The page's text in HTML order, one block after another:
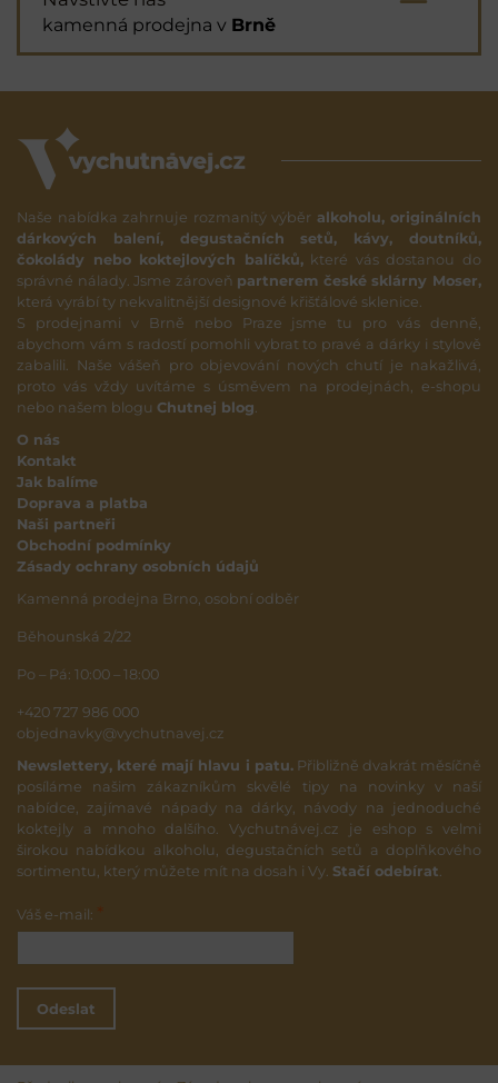
kamenná prodejna v Brně
Naše nabídka zahrnuje rozmanitý výběr alkoholu, originálních
dárkových balení, degustačních setů, kávy, doutníků,
čokolády nebo koktejlových balíčků,které vás dostanou do
správné nálady. Jsme zároveň partnerem české sklárny Moser,
která vyrábí ty nekvalitnější designové křišťálové sklenice.
S prodejnami v Brně nebo Praze jsme tu pro vás denně,
abychom vám s radostí pomohli vybrat to pravé a dárky i stylově
zabalili. Naše vášeň pro objevování nových chutí je nakažlivá,
proto vás vždy uvítáme s úsměvem na prodejnách, e-shopu
nebo našem blogu Chutnej blog
O nás
Kontakt
Jak balíme
Doprava a platba
Naši partneři
Obchodní podmínky
Zásady ochrany osobních údajů
Kamenná prodejna Brno, osobní odběr
Běhounská 2/22
Po – Pá: 10:00 – 18:00
+420 727 986 000
objednavky@vychutnavej.cz
Newslettery, které mají hlavu i patu.Přibližně dvakrát měsíčně
posíláme našim zákazníkům skvělé tipy na novinky v naší
nabídce, zajímavé nápady na dárky, návody na jednoduché
koktejly a mnoho dalšího. Vychutnávej.cz je eshop s velmi
širokou nabídkou alkoholu, degustačních setů a doplňkového
sortimentu, který můžete mít na dosah i Vy. Stačí odebírat
Váš e-mail:
Odeslat